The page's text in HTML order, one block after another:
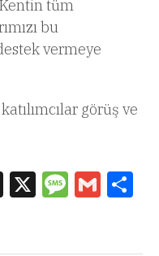
Kentin tüm
bu
vermeye
görüş ve
Threads
X Message
Gmail